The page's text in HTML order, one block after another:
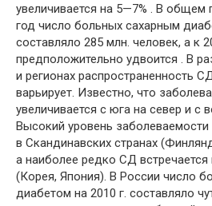
увеличивается на 5—7% . В общем
год число больных сахарным
составляло 285 млн. человек, а к
предположительно удвоится . В
и регионах распространенность
варьирует. Известно, что
увеличивается с юга на север и с
Высокий уровень заболеваемости
в Скандинавских странах
а наиболее редко СД встречается
(Корея, Япония). В России число
диабетом на 2010 г. составляло